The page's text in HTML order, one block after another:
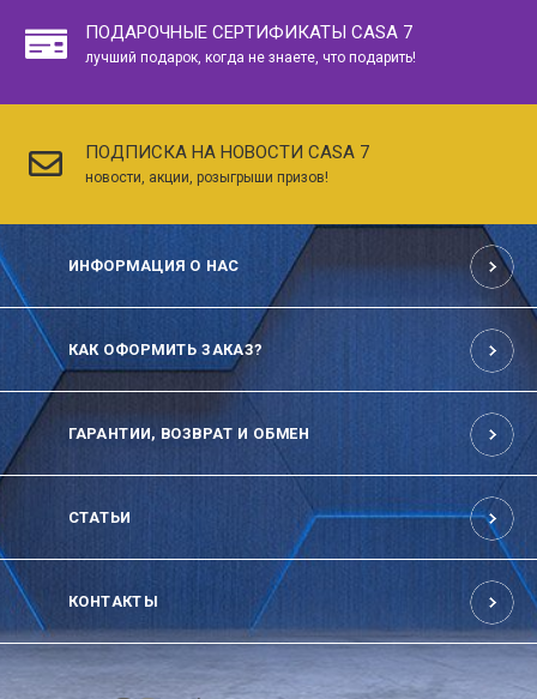
ПОДАРОЧНЫЕ СЕРТИФИКАТЫ CASA 7
лучший подарок, когда не знаете, что подарить!
ПОДПИСКА НА НОВОСТИ CASA 7
новости, акции, розыгрыши призов!
ИНФОРМАЦИЯ О НАС
КАК ОФОРМИТЬ ЗАКАЗ?
ГАРАНТИИ, ВОЗВРАТ И ОБМЕН
СТАТЬИ
КОНТАКТЫ